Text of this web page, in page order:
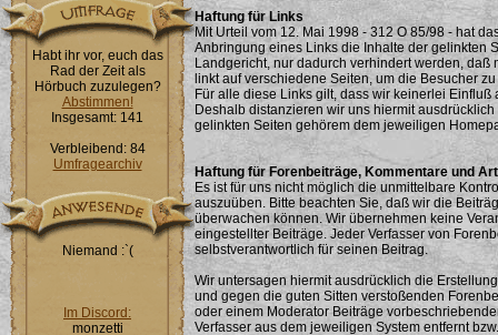
Habt ihr vor, euch das
Rad der Zeit als
Hörbuch zuzulegen?
Abstimmen!
Insgesamt: 141
Verbleibend: 84
Umfragearchiv
Niemand :`(
Im Discord:
monzetti
Haftung für Links
Mit Urteil vom 12. Mai 1998 - 312 O 85/98 - hat
Anbringung eines Links die Inhalte der gelinkten
Landgericht, nur dadurch verhindert werden,
linkt auf verschiedene Seiten, um die Besucher
Für alle diese Links gilt, dass wir keinerlei
Deshalb distanzieren wir uns hiermit
gelinkten Seiten gehörem dem jeweiligen
Haftung für Forenbeiträge, Kommentare und
Es ist für uns nicht möglich die unmittelbare
auszuüben. Bitte beachten Sie, daß wir die
überwachen können. Wir übernehmen keine
eingestellter Beiträge. Jeder Verfasser von
selbstverantwortlich für seinen Beitrag.
Wir untersagen hiermit ausdrücklich die
und gegen die guten Sitten verstoßenden
oder einem Moderator Beiträge
Verfasser aus dem jeweiligen System entfernt